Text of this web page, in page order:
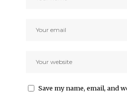
Save my name, email, and